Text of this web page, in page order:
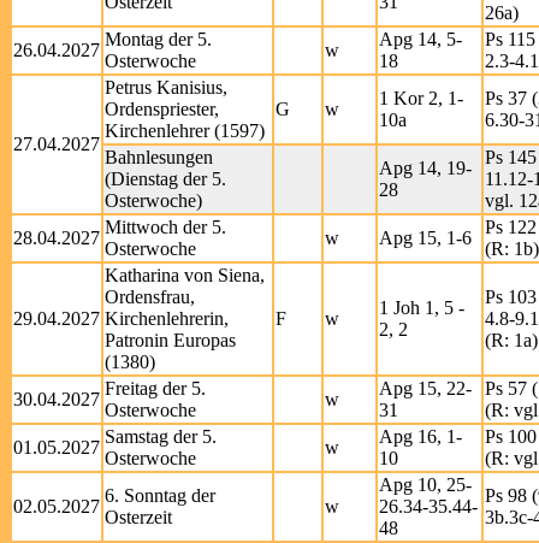
26a)
26.04.2027
Montag der 5.
Osterwoche
w
Apg 14, 5-
18
Ps
2.3-
27.04.2027
Petrus Kanisius,
Ordenspriester,
Kirchenlehrer (1597)
G w
1 Kor 2, 1-
10a
Ps 37
6.30-
Bahnlesungen
(Dienstag der 5.
Osterwoche)
Apg 14, 19-
28
Ps
11.12-
vgl.
28.04.2027
Mittwoch der 5.
Osterwoche
w Apg 15, 1-6
Ps
(R: 1b)
29.04.2027
Katharina von Siena,
Ordensfrau,
Kirchenlehrerin,
Patronin Europas
(1380)
F w
1 Joh 1, 5 -
2, 2
Ps
4.8-
(R: 1a)
30.04.2027
Freitag der 5.
Osterwoche
w
Apg 15, 22-
31
Ps 57
(R:
01.05.2027
Samstag der 5.
Osterwoche
w
Apg 16, 1-
10
Ps
(R:
02.05.2027
6. Sonntag der
Osterzeit
w
Apg 10, 25-
26.34-35.44-
48
Ps 98
3b.3c-